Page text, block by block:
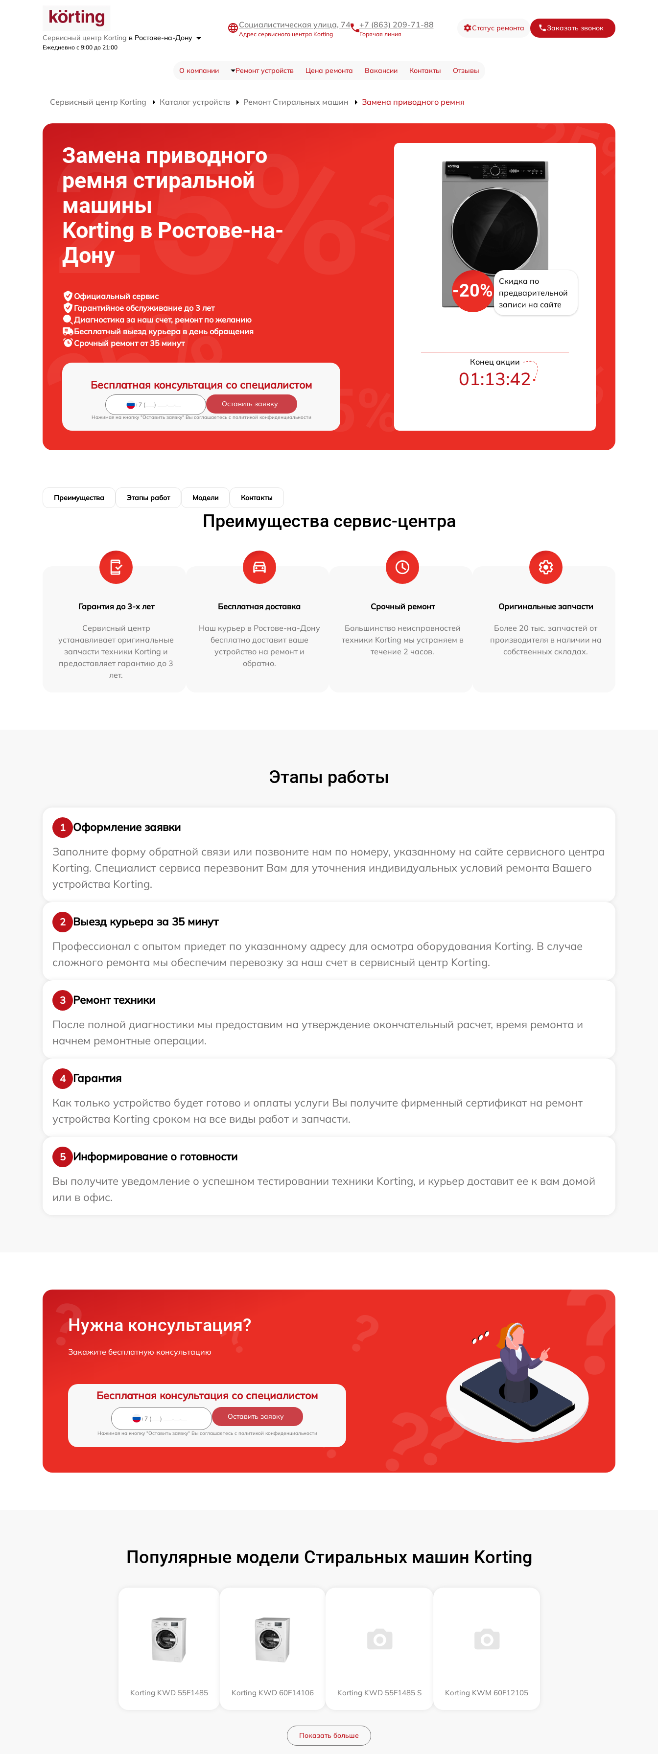
Сервисный центр Korting в Ростове-на-Дону
Ежедневно с 9:00 до 21:00
Социалистическая улица, 74
Адрес сервисного центра Korting
+7 (863) 209-71-88
Горячая линия
Статус ремонта Заказать звонок
О компании Ремонт устройств Цена ремонта Вакансии Контакты Отзывы
Сервисный центр Korting Каталог устройств Ремонт Стиральных машин Замена приводного ремня
Замена приводного
ремня стиральной
машины
Korting в Ростове-на-
Дону
Официальный сервис
Гарантийное обслуживание до 3 лет
Диагностика за наш счет, ремонт по желанию
Бесплатный выезд курьера в день обращения
Срочный ремонтот 35 минут
Бесплатная консультация со специалистом
Оставить заявку
Нажимая на кнопку "Оставить заявку" Вы соглашаетесь c политикой конфиденциальности
-20%
Скидка по
предварительной
записи на сайте
Конец акции
01:13:42
Преимущества Этапы работ Модели Контакты
Преимущества сервис-центра
Гарантия до 3-х лет
Сервисный центр
устанавливает оригинальные
запчасти техники Korting и
предоставляет гарантию до 3
лет.
Бесплатная доставка
Наш курьер в Ростове-на-Дону
бесплатно доставит ваше
устройство на ремонт и
обратно.
Срочный ремонт
Большинство неисправностей
техники Korting мы устраняем в
течение 2 часов.
Оригинальные запчасти
Более 20 тыс. запчастей от
производителя в наличии на
собственных складах.
Этапы работы
1
Оформление заявки
Заполните форму обратной связи или позвоните нам по номеру, указанному на сайте сервисного центра
Korting. Специалист сервиса перезвонит Вам для уточнения индивидуальных условий ремонта Вашего
устройства Korting.
2
Выезд курьера за 35 минут
Профессионал с опытом приедет по указанному адресу для осмотра оборудования Korting. В случае
сложного ремонта мы обеспечим перевозку за наш счет в сервисный центр Korting.
3
Ремонт техники
После полной диагностики мы предоставим на утверждение окончательный расчет, время ремонта и
начнем ремонтные операции.
4
Гарантия
Как только устройство будет готово и оплаты услуги Вы получите фирменный сертификат на ремонт
устройства Korting сроком на все виды работ и запчасти.
5
Информирование о готовности
Вы получите уведомление о успешном тестировании техники Korting, и курьер доставит ее к вам домой
или в офис.
Нужна консультация?
Закажите бесплатную консультацию
Бесплатная консультация со специалистом
Оставить заявку
Нажимая на кнопку "Оставить заявку" Вы соглашаетесь c политикой конфиденциальности
Популярные модели Стиральных машин Korting
Korting KWD 55F1485 Korting KWD 60F14106 Korting KWD 55F1485 S Korting KWM 60F12105
Показать больше